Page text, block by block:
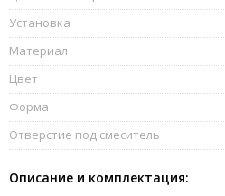
Установка
Материал
Цвет
Форма
Отверстие под смеситель
Описание и комплектация: